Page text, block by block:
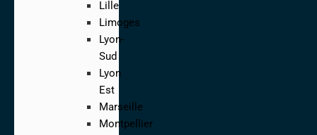
Lille
Limoges
Lyon-
Sud
Lyon
Est
Marseille
Montpellier